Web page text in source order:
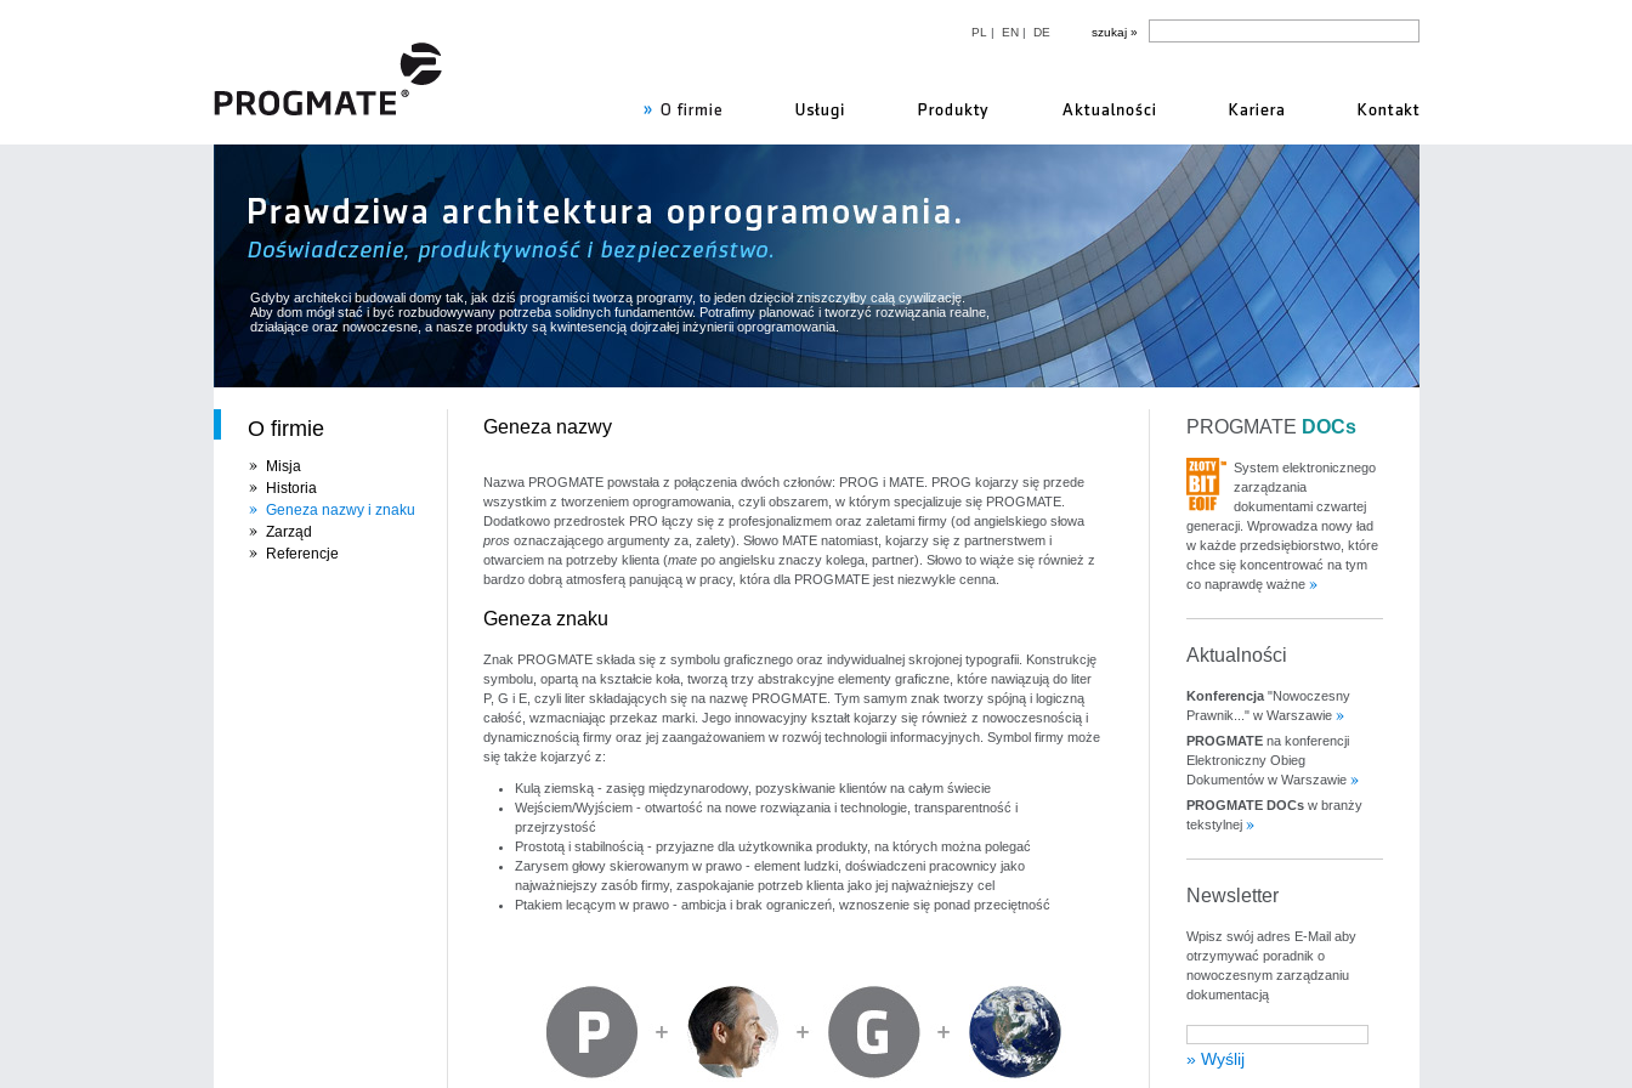
PL | EN| DE
Gdyby architekci budowali domy tak, jak dziś programiści tworzą programy, to jeden dzięcioł zniszczyłby całą cywilizację.
Aby dom mógł stać i być rozbudowywany potrzeba solidnych fundamentów. Potrafimy planować i tworzyć rozwiązania realne,
działające oraz nowoczesne, a nasze produkty są kwintesencją dojrzałej inżynierii oprogramowania.
O firmie
Misja
Historia
Geneza nazwy i znaku
Zarząd
Referencje
Geneza nazwy
Nazwa PROGMATE powstała z połączenia dwóch członów: PROG i MATE. PROG kojarzy się przede
wszystkim z tworzeniem oprogramowania, czyli obszarem, w którym specjalizuje się PROGMATE.
Dodatkowo przedrostek PRO łączy się z profesjonalizmem oraz zaletami firmy (od angielskiego słowa
prosoznaczającego argumenty za, zalety). Słowo MATE natomiast, kojarzy się z partnerstwem i
otwarciem na potrzeby klienta (matepo angielsku znaczy kolega, partner). Słowo to wiąże się również z
bardzo dobrą atmosferą panującą w pracy, która dla PROGMATE jest niezwykle cenna.
Geneza znaku
Znak PROGMATE składa się z symbolu graficznego oraz indywidualnej skrojonej typografii. Konstrukcję
symbolu, opartą na kształcie koła, tworzą trzy abstrakcyjne elementy graficzne, które nawiązują do liter
P, G i E, czyli liter składających się na nazwę PROGMATE. Tym samym znak tworzy spójną i logiczną
całość, wzmacniając przekaz marki. Jego innowacyjny kształt kojarzy się również z nowoczesnością i
dynamicznością firmy oraz jej zaangażowaniem w rozwój technologii informacyjnych. Symbol firmy może
się także kojarzyć z:
Kulą ziemską - zasięg międzynarodowy, pozyskiwanie klientów na całym świecie
Wejściem/Wyjściem - otwartość na nowe rozwiązania i technologie, transparentność i
przejrzystość
Prostotą i stabilnością - przyjazne dla użytkownika produkty, na których można polegać
Zarysem głowy skierowanym w prawo - element ludzki, doświadczeni pracownicy jako
najważniejszy zasób firmy, zaspokajanie potrzeb klienta jako jej najważniejszy cel
Ptakiem lecącym w prawo - ambicja i brak ograniczeń, wznoszenie się ponad przeciętność
PROGMATE DOCs
System elektronicznego
zarządzania
dokumentami czwartej
generacji. Wprowadza nowy ład
w każde przedsiębiorstwo, które
chce się koncentrować na tym
co naprawdę ważne
Aktualności
Konferencja "Nowoczesny
Prawnik..." w Warszawie
PROGMATE na konferencji
Elektroniczny Obieg
Dokumentów w Warszawie
PROGMATE DOCs w branży
tekstylnej
Newsletter
Wpisz swój adres E-Mail aby
otrzymywać poradnik o
nowoczesnym zarządzaniu
dokumentacją